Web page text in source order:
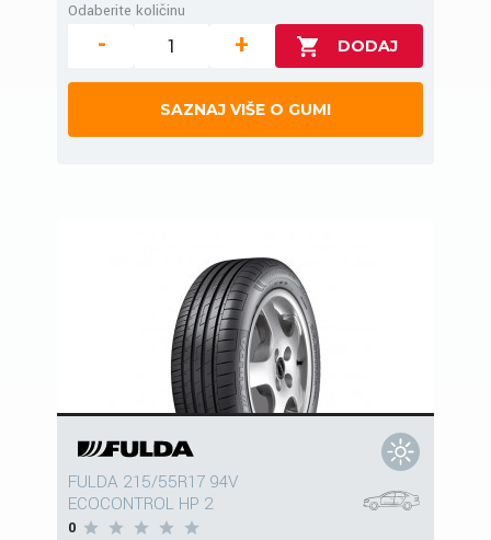
Odaberite količinu
- +
SAZNAJ VIŠE O GUMI
FULDA 215/55R17 94V
ECOCONTROL HP 2
0